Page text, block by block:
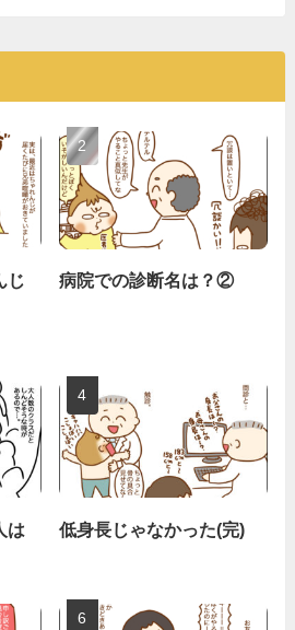
じ
病院での診断名は？②
は
低身長じゃなかった(完)